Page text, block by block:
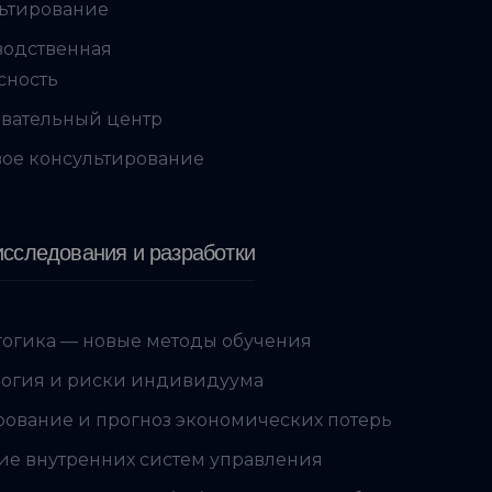
центр
консультирование
и разработки
— новые методы обучения
и риски индивидуума
и прогноз экономических потерь
внутренних систем управления